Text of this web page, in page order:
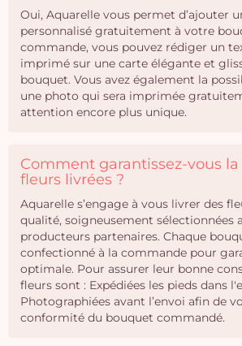
Oui, Aquarelle vous permet d’ajouter
personnalisé gratuitement à votre
commande, vous pouvez rédiger un
imprimé sur une carte élégante et
bouquet. Vous avez également la
une photo qui sera imprimée
attention encore plus unique.
Comment garantissez-vous
fleurs livrées ?
Aquarelle s’engage à vous livrer des
qualité, soigneusement sélectionnées
producteurs partenaires. Chaque
confectionné à la commande pour
optimale. Pour assurer leur bonne
fleurs sont : Expédiées les pieds dans
Photographiées avant l’envoi afin de
conformité du bouquet commandé.